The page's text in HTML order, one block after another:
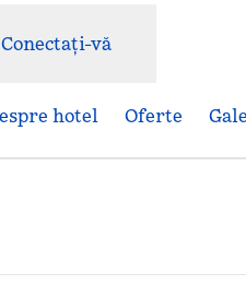
Conectați-vă
hotel Oferte